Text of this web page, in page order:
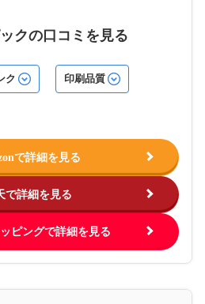
クの口コミを見る
ク 印刷品質
で詳細を見る
で詳細を見る
ピングで詳細を見る